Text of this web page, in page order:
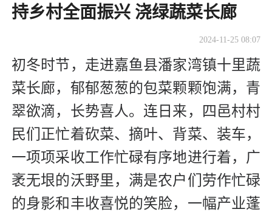
持乡村全面振兴 浇绿蔬菜长廊
2024-11-25 08:07
初冬时节，走进嘉鱼县潘家湾镇十里蔬
菜长廊，郁郁葱葱的包菜颗颗饱满，青
翠欲滴，长势喜人。连日来，四邑村村
民们正忙着砍菜、摘叶、背菜、装车，
一项项采收工作忙碌有序地进行着，广
袤无垠的沃野里，满是农户们劳作忙碌
的身影和丰收喜悦的笑脸，一幅产业蓬